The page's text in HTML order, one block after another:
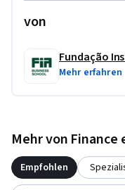
von
Fundação
Mehr erfahren
Mehr von Finance
Empfohlen